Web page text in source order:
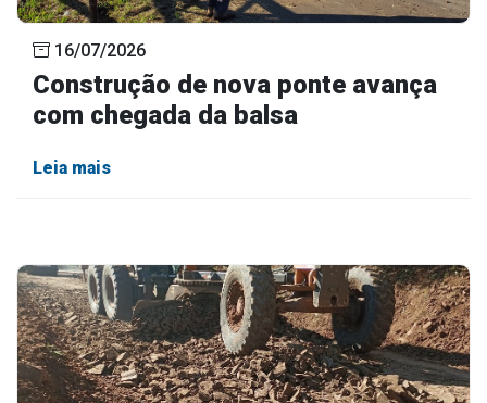
16/07/2026
Construção de nova ponte avança
com chegada da balsa
Leia mais